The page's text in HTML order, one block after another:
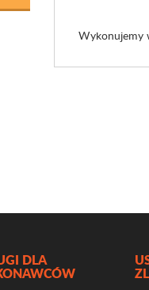
Wykonujemy
DLA